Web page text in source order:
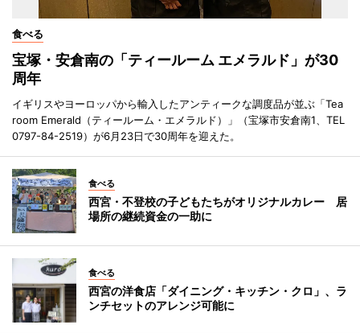
食べる
宝塚・安倉南の「ティールーム エメラルド」が30
周年
イギリスやヨーロッパから輸入したアンティークな調度品が並ぶ「Tea
room Emerald（ティールーム・エメラルド）」（宝塚市安倉南1、TEL
0797-84-2519）が6月23日で30周年を迎えた。
食べる
西宮・不登校の子どもたちがオリジナルカレー 居
場所の継続資金の一助に
食べる
西宮の洋食店「ダイニング・キッチン・クロ」、ラ
ンチセットのアレンジ可能に